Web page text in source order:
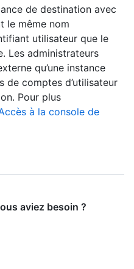
de destination avec
le même nom
utilisateur que le
Les administrateurs
qu’une instance
de comptes d’utilisateur
Pour plus
à la console de
aviez besoin ?